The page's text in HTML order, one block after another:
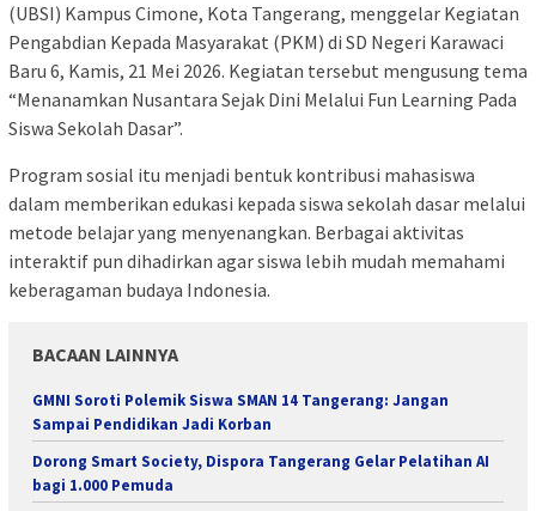
(UBSI) Kampus Cimone, Kota Tangerang, menggelar Kegiatan
Pengabdian Kepada Masyarakat (PKM) di SD Negeri Karawaci
Baru 6, Kamis, 21 Mei 2026. Kegiatan tersebut mengusung tema
“Menanamkan Nusantara Sejak Dini Melalui Fun Learning Pada
Siswa Sekolah Dasar”.
Program sosial itu menjadi bentuk kontribusi mahasiswa
dalam memberikan edukasi kepada siswa sekolah dasar melalui
metode belajar yang menyenangkan. Berbagai aktivitas
interaktif pun dihadirkan agar siswa lebih mudah memahami
keberagaman budaya Indonesia.
BACAAN LAINNYA
GMNI Soroti Polemik Siswa SMAN 14 Tangerang: Jangan
Sampai Pendidikan Jadi Korban
Dorong Smart Society, Dispora Tangerang Gelar Pelatihan AI
bagi 1.000 Pemuda